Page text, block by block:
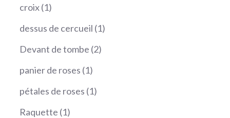
croix 11
produit
dessus de cercueil 11
Devant de tombe 22
panier de roses 11
produit
pétales de roses 11
Raquette 11